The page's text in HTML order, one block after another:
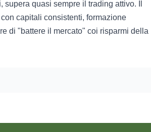
quasi sempre il trading attivo. Il
capitali consistenti, formazione
di "battere il mercato" coi risparmi della